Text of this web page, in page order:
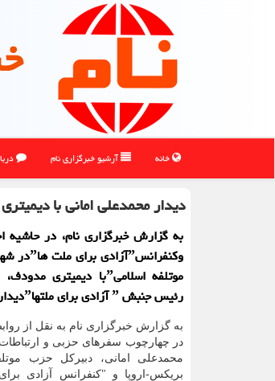
خانه آرشیو خبرگزاری نام
دیدار محمدعلی امانی با
به گزارش خبرگزاری نام، در حاشیه
رئیس جنبش ˮ آزادی برای ملتهاˮدیدار کرد.
به گزارش خبرگزاری نام به نقل از
در چهارچوب سفرهای حزبی و
محمدعلی امانی، دبیرکل حزب
بریکس-اروپا و "کنفرانس آزادی